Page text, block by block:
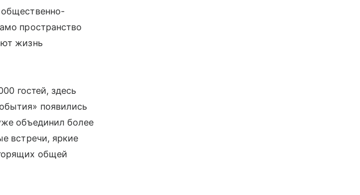
пространство
жизнь
гостей, здесь
появились
объединил более
встречи, яркие
общей